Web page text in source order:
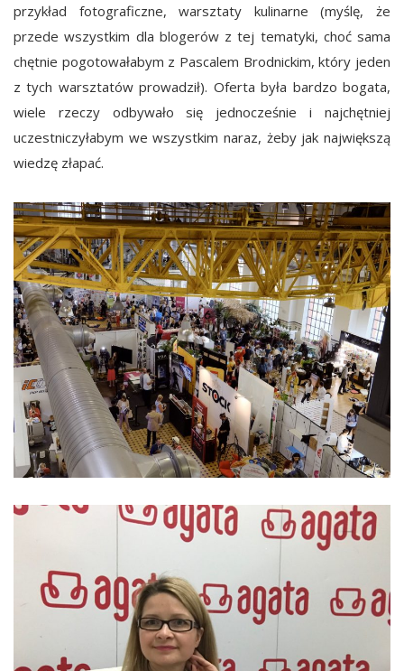
przykład fotograficzne, warsztaty kulinarne (myślę, że
przede wszystkim dla blogerów z tej tematyki, choć sama
chętnie pogotowałabym z Pascalem Brodnickim, który jeden
z tych warsztatów prowadził). Oferta była bardzo bogata,
wiele rzeczy odbywało się jednocześnie i najchętniej
uczestniczyłabym we wszystkim naraz, żeby jak największą
wiedzę złapać.